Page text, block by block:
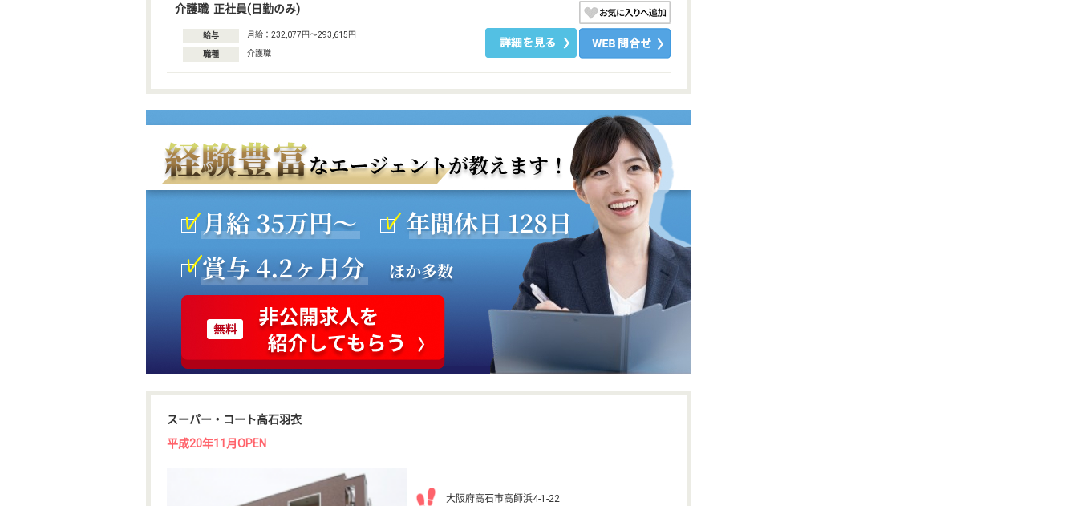
介護職 正社員(日勤のみ)
給与 月給：232,077円〜293,615円
職種 介護職
スーパー・コート高石羽衣
平成20年11月OPEN
大阪府高石市高師浜4-1-22